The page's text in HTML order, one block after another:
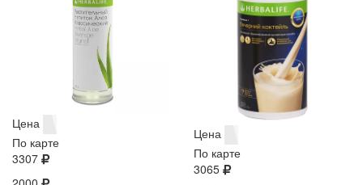
Цена
По карте
3307
Цена
По карте
3065